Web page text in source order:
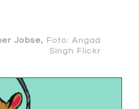
Jobse, Foto: Angad
Singh
Flickr